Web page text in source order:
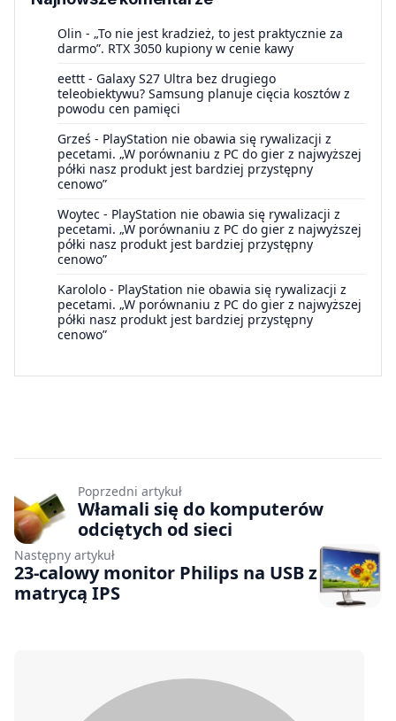
Olin - „To nie jest kradzież, to jest praktycznie za
darmo”. RTX 3050 kupiony w cenie kawy
eettt - Galaxy S27 Ultra bez drugiego
teleobiektywu? Samsung planuje cięcia kosztów z
powodu cen pamięci
Grześ - PlayStation nie obawia się rywalizacji z
pecetami. „W porównaniu z PC do gier z najwyższej
półki nasz produkt jest bardziej przystępny
cenowo”
Woytec - PlayStation nie obawia się rywalizacji z
pecetami. „W porównaniu z PC do gier z najwyższej
półki nasz produkt jest bardziej przystępny
cenowo”
Karololo - PlayStation nie obawia się rywalizacji z
pecetami. „W porównaniu z PC do gier z najwyższej
półki nasz produkt jest bardziej przystępny
cenowo”
Poprzedni artykuł
Włamali się do komputerów
odciętych od sieci
Następny artykuł
23-calowy monitor Philips na USB z
matrycą IPS